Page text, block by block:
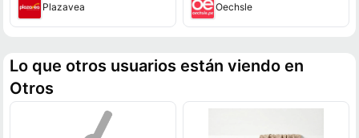
Plazavea Oechsle
Lo que otros usuarios están viendo en
Otros